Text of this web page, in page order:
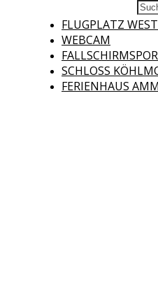
FLUGPLATZ
WEBCAM
SCHLOSS
FERIENHAUS